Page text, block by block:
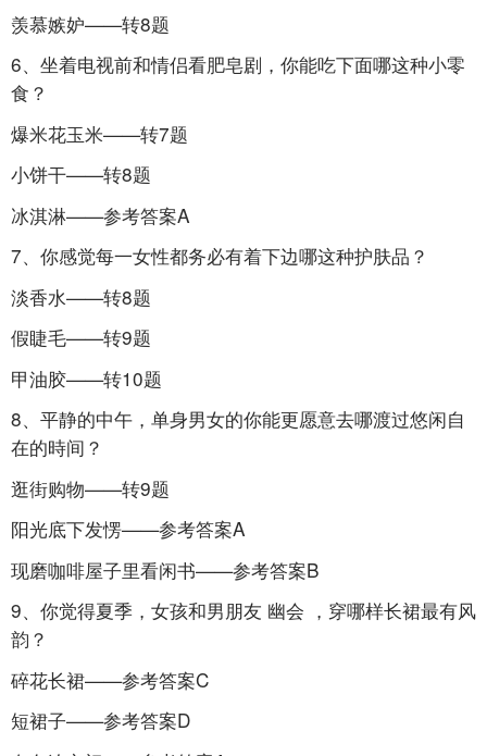
羡慕嫉妒——转8题
6、坐着电视前和情侣看肥皂剧，你能吃下面哪这种小零
食？
爆米花玉米——转7题
小饼干——转8题
冰淇淋——参考答案A
7、你感觉每一女性都务必有着下边哪这种护肤品？
淡香水——转8题
假睫毛——转9题
甲油胶——转10题
8、平静的中午，单身男女的你能更愿意去哪渡过悠闲自
在的時间？
逛街购物——转9题
阳光底下发愣——参考答案A
现磨咖啡屋子里看闲书——参考答案B
9、你觉得夏季，女孩和男朋友 幽会 ，穿哪样长裙最有风
韵？
碎花长裙——参考答案C
短裙子——参考答案D